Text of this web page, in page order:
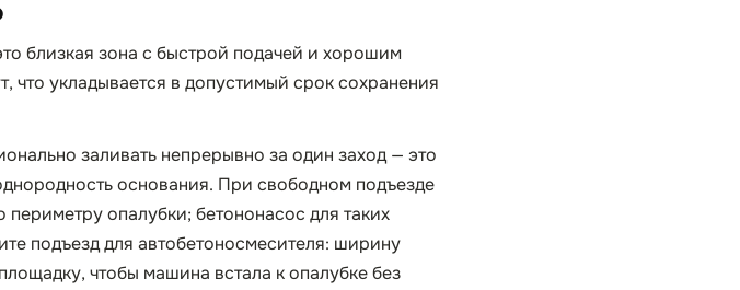
близкая зона с быстрой подачей и хорошим
что укладывается в допустимый срок сохранения
заливать непрерывно за один заход — это
основания. При свободном подъезде
периметру опалубки; бетононасос для таких
подъезд для автобетоносмесителя: ширину
чтобы машина встала к опалубке без